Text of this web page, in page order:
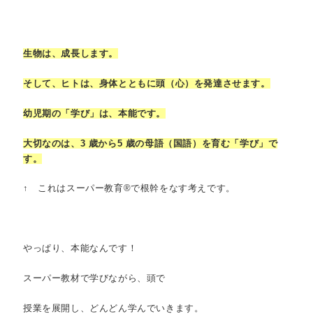
生物は、成⾧します。
そして、ヒトは、身体とともに頭（心）を発達させます。
幼児期の「学び」は、本能です。
大切なのは、3 歳から5 歳の母語（国語）を育む「学び」で
す。
↑ これはスーパー教育®で根幹をなす考えです。
やっぱり、本能なんです！
スーパー教材で学びながら、頭で
授業を展開し、どんどん学んでいきます。